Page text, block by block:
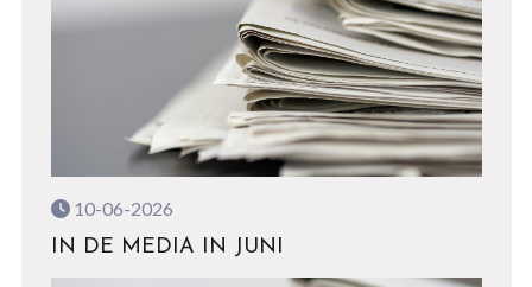
10-06-2026
IN DE MEDIA IN JUNI